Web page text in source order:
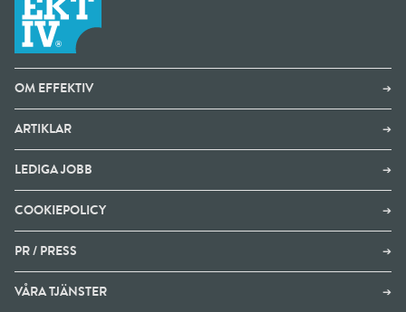
OM EFFEKTIV ➔
ARTIKLAR ➔
LEDIGA JOBB ➔
COOKIEPOLICY ➔
PR / PRESS ➔
VÅRA TJÄNSTER ➔